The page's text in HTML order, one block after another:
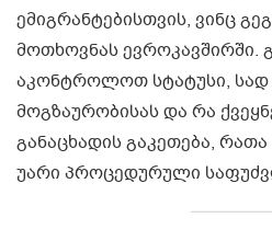
ემიგრანტებისთვის, ვინც
მოთხოვნას ევროკავშირში.
აკონტროლოთ სტატუსი,
მოგზაურობისას და რა
განაცხადის გაკეთება,
უარი პროცედურული